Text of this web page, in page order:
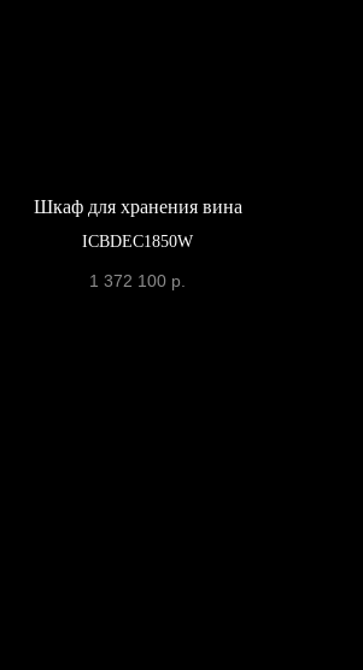
Шкаф для хранения вина
ICBDEC1850W
1 372 100 р.